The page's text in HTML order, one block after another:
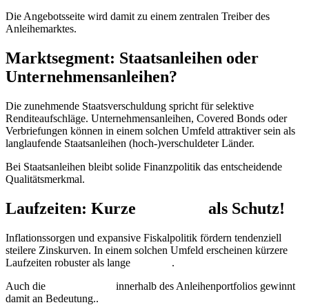
Die Angebotsseite wird damit zu einem zentralen Treiber des
Anleihemarktes.
Marktsegment: Staatsanleihen oder
Unternehmensanleihen?
Die zunehmende Staatsverschuldung spricht für selektive
Renditeaufschläge. Unternehmensanleihen, Covered Bonds oder
Verbriefungen können in einem solchen Umfeld attraktiver sein als
langlaufende Staatsanleihen (hoch-)verschuldeter Länder.
Bei Staatsanleihen bleibt solide Finanzpolitik das entscheidende
Qualitätsmerkmal.
Laufzeiten: Kurze als Schutz!
Inflationssorgen und expansive Fiskalpolitik fördern tendenziell
steilere Zinskurven. In einem solchen Umfeld erscheinen kürzere
Laufzeiten robuster als lange
.
Auch die
innerhalb des Anleihenportfolios gewinnt
damit an Bedeutung..